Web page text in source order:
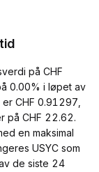
på CHF
0.00% i løpet av
CHF 0.91297,
på CHF 22.62.
en maksimal
USYC som
de siste 24